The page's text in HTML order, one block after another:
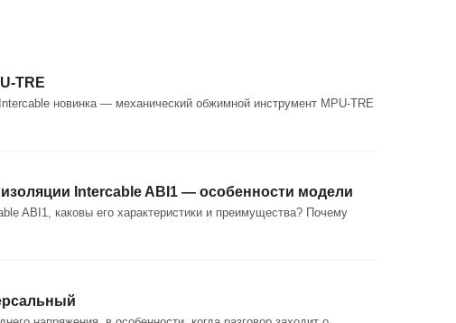
TRE
новинка — механический обжимной инструмент MPU-TRE
Intercable ABI1 — особенности модели
ABI1, каковы его характеристики и преимущества? Почему